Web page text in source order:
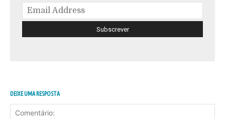
DEIXE UMA RESPOSTA